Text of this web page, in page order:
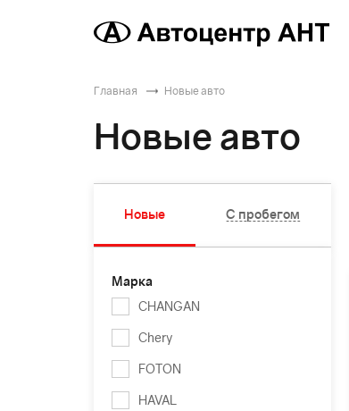
Главная Новые авто
Новые авто
Новые С пробегом
Марка
CHANGAN
Chery
FOTON
HAVAL